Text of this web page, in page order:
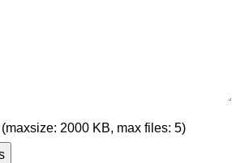
2000 KB, max files: 5)